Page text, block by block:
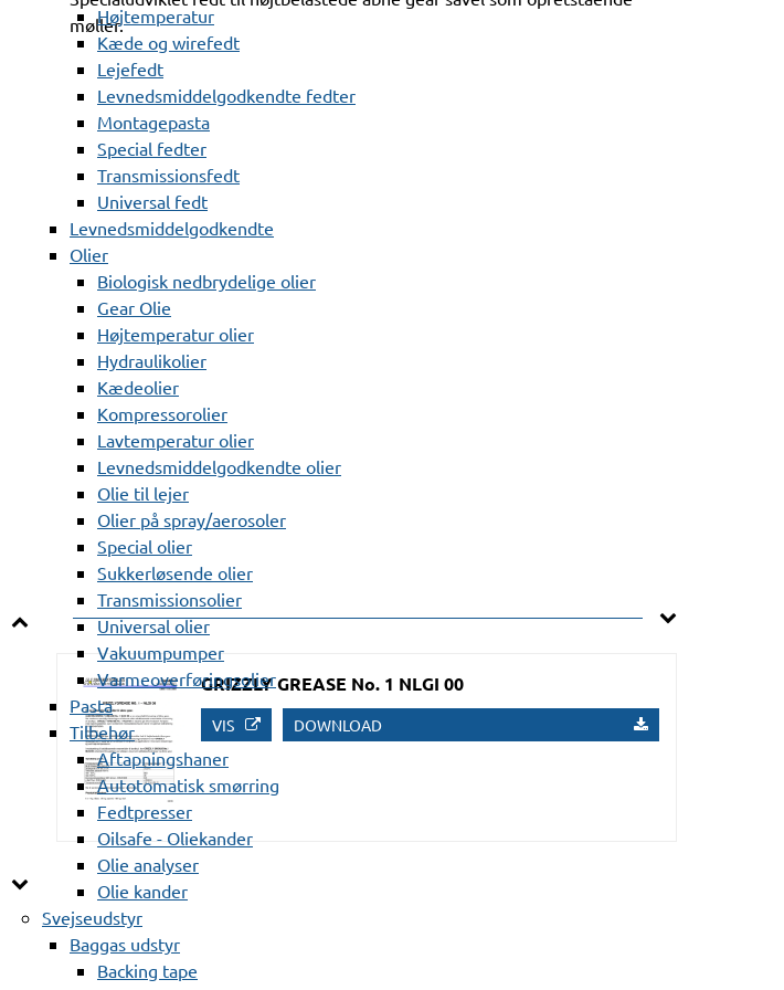
Højtemperatur
Kæde og wirefedt
Lejefedt
Levnedsmiddelgodkendte fedter
Montagepasta
Special fedter
Transmissionsfedt
Universal fedt
Levnedsmiddelgodkendte
Olier
Biologisk nedbrydelige olier
Gear Olie
Højtemperatur olier
Hydraulikolier
Kædeolier
Kompressorolier
Lavtemperatur olier
Levnedsmiddelgodkendte olier
Olie til lejer
Olier på spray/aerosoler
Special olier
Sukkerløsende olier
Transmissionsolier
Universal olier
Vakuumpumper
Varmeoverføringsolier
Pasta
Tilbehør
Aftapningshaner
Autotomatisk smørring
Fedtpresser
Oilsafe - Oliekander
Olie analyser
Olie kander
Svejseudstyr
Baggas udstyr
Backing tape
møller.
GRIZZLY GREASE No. 1 NLGI 00
VIS DOWNLOAD